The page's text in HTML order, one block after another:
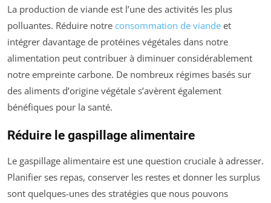
La production de viande est l’une des activités les plus
polluantes. Réduire notre consommation de viande et
intégrer davantage de protéines végétales dans notre
alimentation peut contribuer à diminuer considérablement
notre empreinte carbone. De nombreux régimes basés sur
des aliments d’origine végétale s’avèrent également
bénéfiques pour la santé.
Réduire le gaspillage alimentaire
Le gaspillage alimentaire est une question cruciale à adresser.
Planifier ses repas, conserver les restes et donner les surplus
sont quelques-unes des stratégies que nous pouvons